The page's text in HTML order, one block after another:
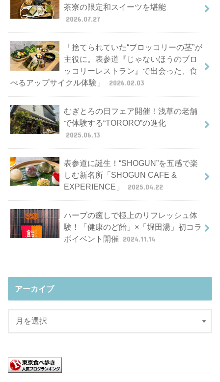
茶寮の限定和スイーツを堪能
2026.07.27
「捨てられていた“ブロッコリーの茎”が
主役に。表参道『じゃないほうのブロ
ッコリーレストラン』で出会った、食
べるアップサイクル体験」
2026.02.03
むぎとろの日フェア開催！浅草の老舗
で体験する“TORORO”の進化
2025.06.13
表参道に誕生！“SHOGUN”を五感で楽
しむ新名所「SHOGUN CAFE &
EXPERIENCE」
2025.04.22
ハーブの癒しで極上のリフレッシュ体
験！「健康のど飴」×「堀田湯」初コラ
ボイベント開催 2024.11.14
アーカイブ